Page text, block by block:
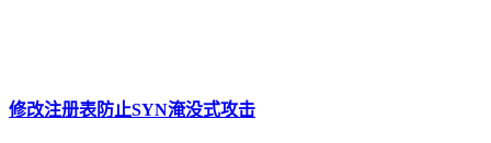
修改注册表防止SYN淹没式攻击